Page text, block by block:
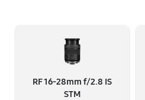
RF 16‑28mm f/2.8 IS
STM